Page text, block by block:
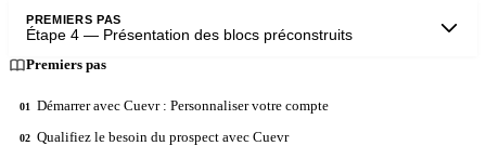
PREMIERS PAS
Étape 4 — Présentation des blocs préconstruits
Premiers pas
01 Démarrer avec Cuevr : Personnaliser votre compte
02 Qualifiez le besoin du prospect avec Cuevr